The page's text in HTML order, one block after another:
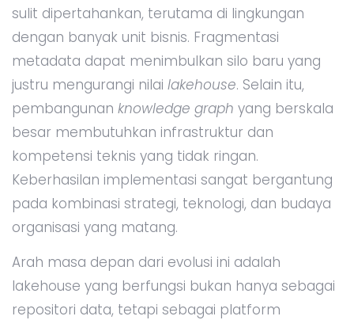
sulit dipertahankan, terutama di lingkungan
dengan banyak unit bisnis. Fragmentasi
metadata dapat menimbulkan silo baru yang
justru mengurangi nilai lakehouse. Selain itu,
pembangunan knowledge graph yang berskala
besar membutuhkan infrastruktur dan
kompetensi teknis yang tidak ringan.
Keberhasilan implementasi sangat bergantung
pada kombinasi strategi, teknologi, dan budaya
organisasi yang matang.
Arah masa depan dari evolusi ini adalah
lakehouse yang berfungsi bukan hanya sebagai
repositori data, tetapi sebagai platform